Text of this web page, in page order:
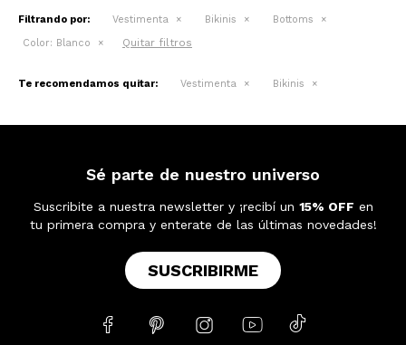
Filtrando por: Vestimenta Bikinis
Bottoms
Color: Blanco Quitar filtros
Te recomendamos quitar: Vestimenta Bikinis
Sé parte de nuestro universo
Suscribite a nuestra newsletter y ¡recibí un 15% OFF en
tu primera compra y enterate de las últimas novedades!
SUSCRIBIRME
    